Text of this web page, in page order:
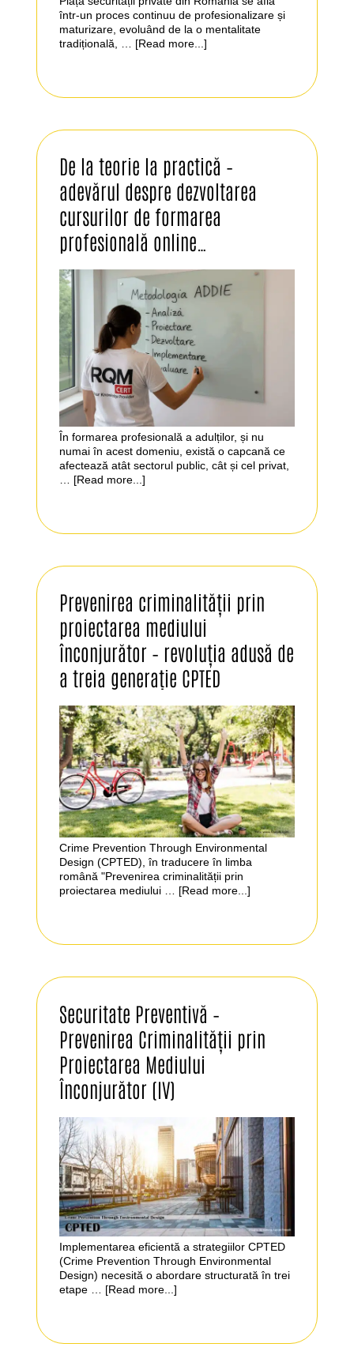
într-un proces continuu de profesionalizare și
maturizare, evoluând de la o mentalitate
tradițională, … [Read more...]
De la teorie la practică –
adevărul despre dezvoltarea
cursurilor de formarea
profesională online…
În formarea profesională a adulților, și nu
numai în acest domeniu, există o capcană ce
afectează atât sectorul public, cât și cel privat,
[Read more...]
Prevenirea criminalității prin
proiectarea mediului
înconjurător – revoluția adusă de
a treia generație CPTED
Crime Prevention Through Environmental
Design (CPTED), în traducere în limba
română "Prevenirea criminalității prin
proiectarea mediului … [Read more...]
Securitate Preventivă –
Prevenirea Criminalității prin
Proiectarea Mediului
Înconjurător (IV)
Implementarea eficientă a strategiilor CPTED
(Crime Prevention Through Environmental
Design) necesită o abordare structurată în trei
etape … [Read more...]